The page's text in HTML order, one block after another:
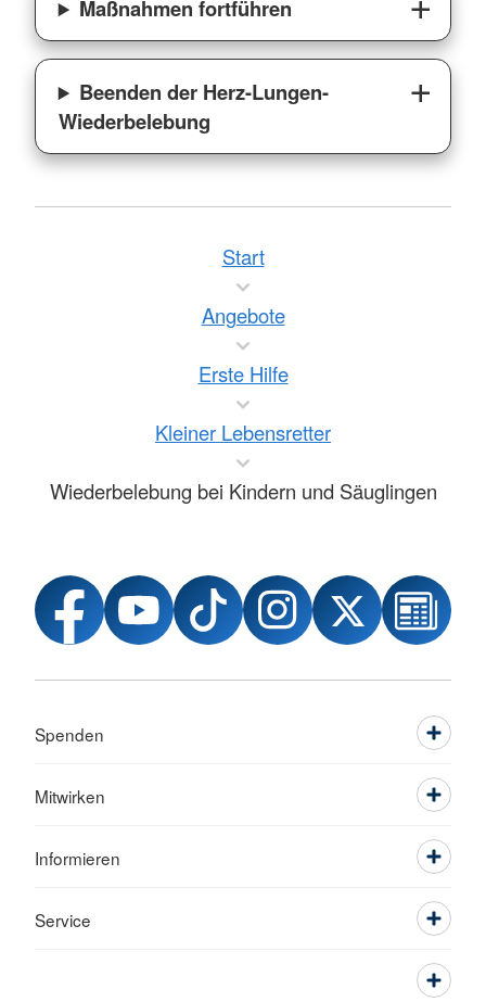
Maßnahmen fortführen
Beenden der Herz-Lungen-
Wiederbelebung
Start
Angebote
Erste Hilfe
Kleiner Lebensretter
Wiederbelebung bei Kindern und Säuglingen
Spenden
Mitwirken
Informieren
Service